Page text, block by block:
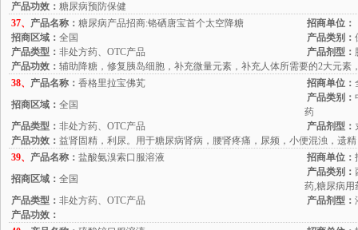
产品功效： 糖尿病预防保健
37、 产品名称： 糖尿病产品招商:铬硒唐宝首个太空降糖
招商单位：
招商区域： 全国 产品类别：
产品类型： 非处方药、OTC产品 产品剂型：
产品功效： 辅助降糖，修复胰岛细胞，补充微量元素，补充人体所需要的2大元素
38、 产品名称： 香格里拉宝佛芄 招商单位：
招商区域： 全国
产品类别：
药
产品类型： 非处方药、OTC产品 产品剂型：
产品功效： 益肾固精，利尿。用于糖尿病肾病，腰肾疼痛，尿频，小便混浊，遗精
39、 产品名称： 盐酸氨溴索口服溶液 招商单位：
招商区域： 全国
产品类别：
药,糖尿病用
产品类型： 非处方药、OTC产品 产品剂型：
产品功效：